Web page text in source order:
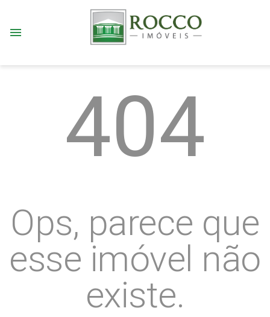
menu
404
Ops, parece que
esse imóvel não
existe.